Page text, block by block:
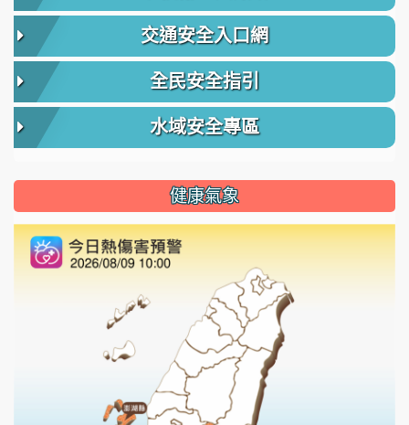
交通安全入口網
全民安全指引
水域安全專區
健康氣象